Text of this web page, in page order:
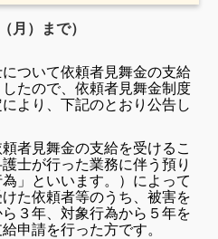
月）まで）
ついて依頼者見舞金の支給
たので、依頼者見舞金制度
より、下記のとおり公告し
者見舞金の支給を受けるこ
士が行った業務に伴う預り
」といいます。）によって
た依頼者等のうち、被害を
３年、対象行為から５年を
申請を行った方です。